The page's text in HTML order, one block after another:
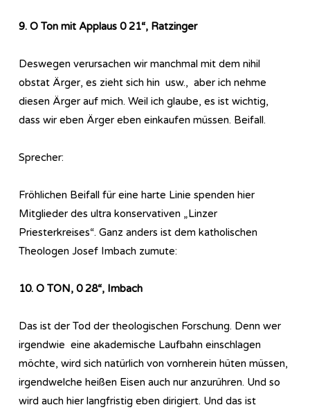
9. O Ton mit Applaus 0 21“, Ratzinger
Deswegen verursachen wir manchmal mit dem nihil
obstat Ärger, es zieht sich hin usw., aber ich nehme
diesen Ärger auf mich. Weil ich glaube, es ist wichtig,
dass wir eben Ärger eben einkaufen müssen. Beifall.
Sprecher:
Fröhlichen Beifall für eine harte Linie spenden hier
Mitglieder des ultra konservativen „Linzer
Priesterkreises“. Ganz anders ist dem katholischen
Theologen Josef Imbach zumute:
10. O TON, 0 28“, Imbach
Das ist der Tod der theologischen Forschung. Denn wer
irgendwie eine akademische Laufbahn einschlagen
möchte, wird sich natürlich von vornherein hüten müssen,
irgendwelche heißen Eisen auch nur anzurühren. Und so
wird auch hier langfristig eben dirigiert. Und das ist